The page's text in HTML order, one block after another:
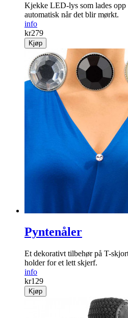
Kjekke LED-lys som lades opp
automatisk når det blir mørkt.
info
kr279
Kjøp
Pyntenåler
Et dekorativt tilbehør på T-
holder for et lett skjerf.
info
kr129
Kjøp